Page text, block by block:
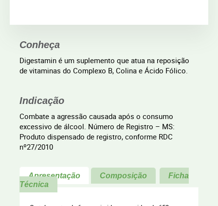
Conheça
Digestamin é um suplemento que atua na reposição
de vitaminas do Complexo B, Colina e Ácido Fólico.
Indicação
Combate a agressão causada após o consumo
excessivo de álcool. Número de Registro – MS:
Produto dispensado de registro, conforme RDC
nº27/2010
Apresentação Composição
Ficha
Técnica